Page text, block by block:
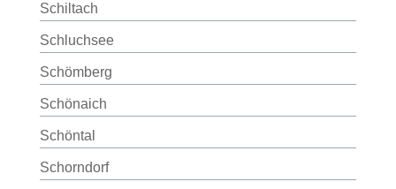
Schiltach
Schluchsee
Schömberg
Schönaich
Schöntal
Schorndorf